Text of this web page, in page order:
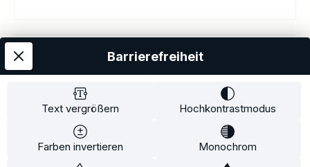
Kostenloser Versand
Datenschutz
Widerrufsrecht
Widerrufsformular
Zahlung und Versand
Copyright© 2020-2025 Faventis GmbH. All Rights Reserved
Text vergrößern Hochkontrastmodus
Farben invertieren Monochrom
Barrierefreiheit